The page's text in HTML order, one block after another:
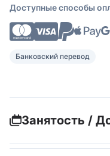
Доступные способы
Банковский перевод
Занятость /